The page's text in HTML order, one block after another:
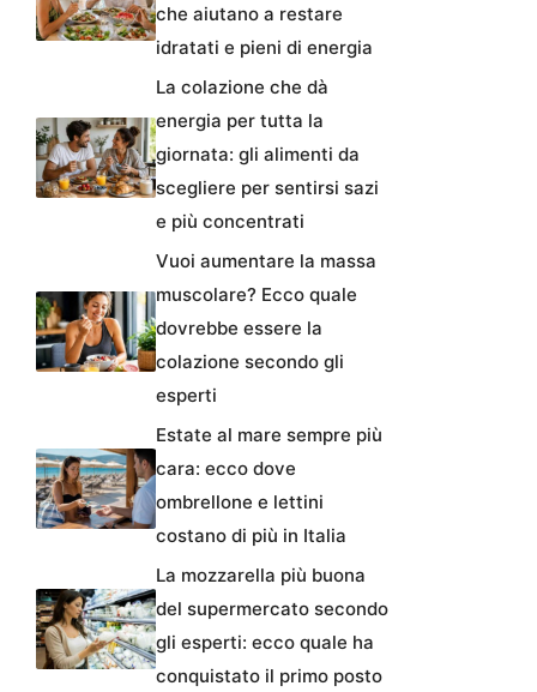
che aiutano a restare
idratati e pieni di energia
La colazione che dà
energia per tutta la
giornata: gli alimenti da
scegliere per sentirsi sazi
e più concentrati
Vuoi aumentare la massa
muscolare? Ecco quale
dovrebbe essere la
colazione secondo gli
esperti
Estate al mare sempre più
cara: ecco dove
ombrellone e lettini
costano di più in Italia
La mozzarella più buona
del supermercato secondo
gli esperti: ecco quale ha
conquistato il primo posto